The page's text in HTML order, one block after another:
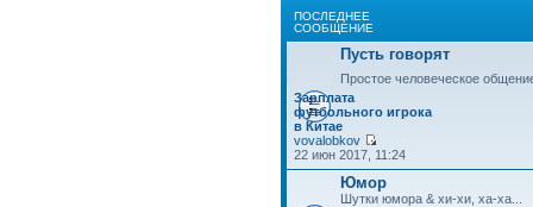
ПОСЛЕДНЕЕ
СООБЩЕНИЕ
Пусть говорят
Простое человеческое
Зарплата
футбольного игрока
в Китае
vovalobkov
22 июн 2017, 11:24
Юмор
Шутки юмора & хи-хи, ха-ха...